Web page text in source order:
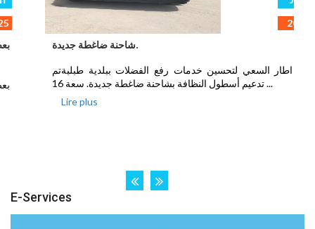
شاحنة ضاغطة جديدة.
في اطار السعي لتحسين خدمات رفع الفضلات ببلدية طبلبةتم
تدعيم أسطول النظافة بشاحنة ضاغطة جديدة. سعة 16 ...
Lire plus
E-Services